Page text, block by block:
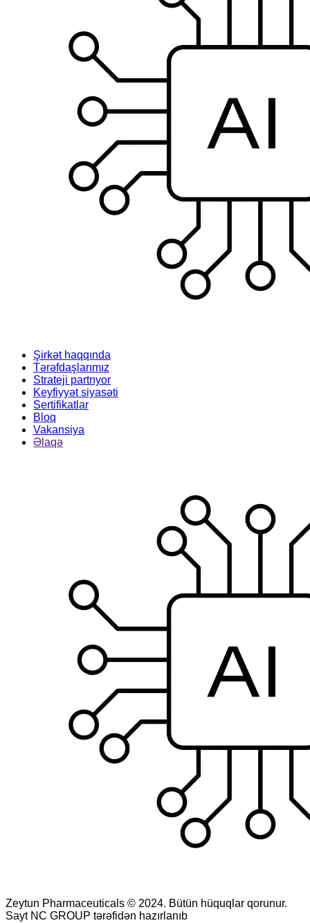
Şirkət haqqında
Tərəfdaşlarımız
Strateji partnyor
Keyfiyyət siyasəti
Sertifikatlar
Bloq
Vakansiya
Əlaqə
Zeytun Pharmaceuticals © 2024. Bütün hüquqlar qorunur.
Sayt NC GROUP tərəfidən hazırlanıb